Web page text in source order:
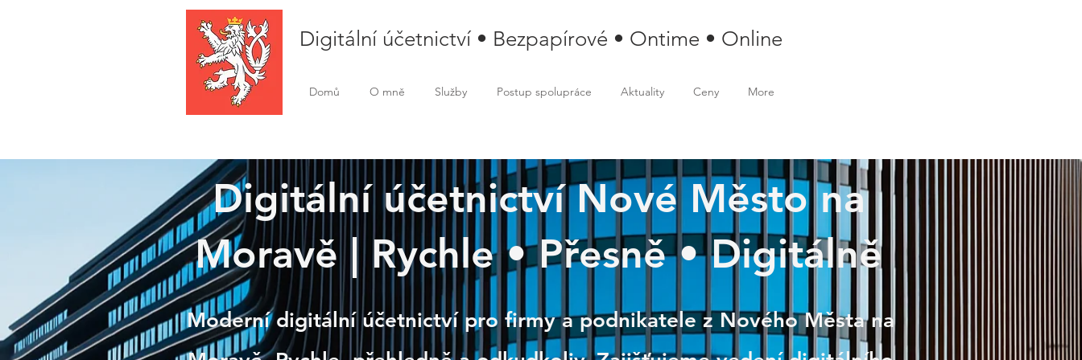
Digitální účetnictví • Bezpapírové • Ontime • Online
Domů O mně Služby Postup spolupráce Aktuality Ceny More
Nové Město na Moravě
Digitální účetnictví Nové Město na
Moravě | Rychle • Přesně • Digitálně
Moderní digitální účetnictví pro firmy a podnikatele z Nového Města na